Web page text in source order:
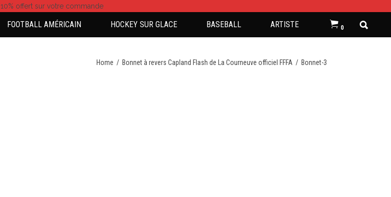
10% offert sur votre commande
FOOTBALL AMÉRICAIN HOCKEY SUR GLACE BASEBALL ARTISTE 0
Home / Bonnet à revers Capland Flash de La Courneuve officiel FFFA / Bonnet-3